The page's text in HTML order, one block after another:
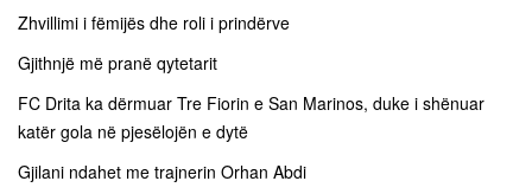
Zhvillimi i fëmijës dhe roli i prindërve
Gjithnjë më pranë qytetarit
FC Drita ka dërmuar Tre Fiorin e San Marinos, duke i shënuar
katër gola në pjesëlojën e dytë
Gjilani ndahet me trajnerin Orhan Abdi